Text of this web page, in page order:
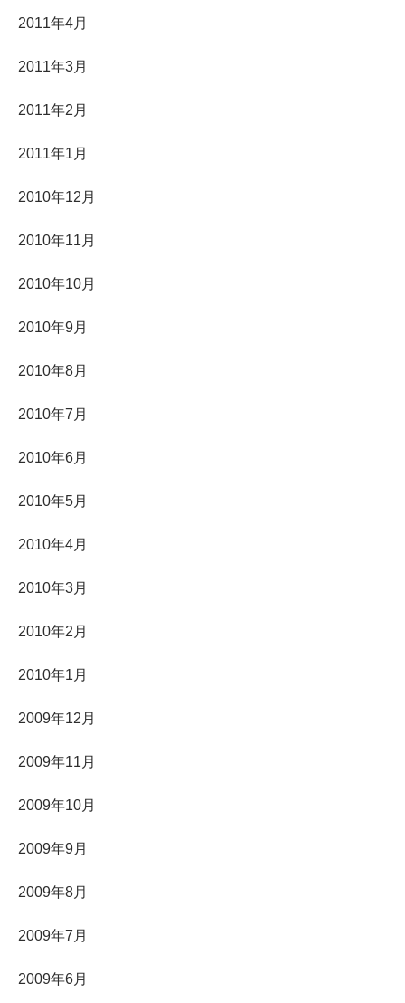
2011年4月
2011年3月
2011年2月
2011年1月
2010年12月
2010年11月
2010年10月
2010年9月
2010年8月
2010年7月
2010年6月
2010年5月
2010年4月
2010年3月
2010年2月
2010年1月
2009年12月
2009年11月
2009年10月
2009年9月
2009年8月
2009年7月
2009年6月